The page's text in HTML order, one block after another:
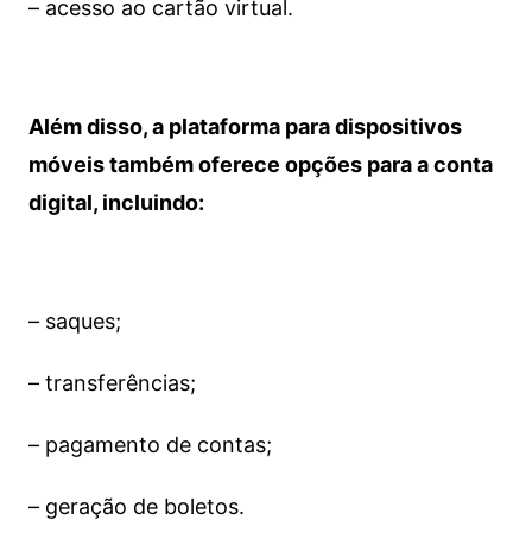
– acesso ao cartão virtual.
Além disso, a plataforma para dispositivos
móveis também oferece opções para a conta
digital, incluindo:
– saques;
– transferências;
– pagamento de contas;
– geração de boletos.